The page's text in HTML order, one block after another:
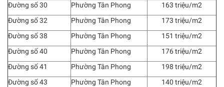
Đường số 30
Phường Tân Phong
163 triệu/m2
Đường số 32
Phường Tân Phong
173 triệu/m2
Đường số 38
Phường Tân Phong
151 triệu/m2
Đường số 40
Phường Tân Phong
176 triệu/m2
Đường số 41
Phường Tân Phong
198 triệu/m2
Đường số 43
Phường Tân Phong
140 triệu/m2